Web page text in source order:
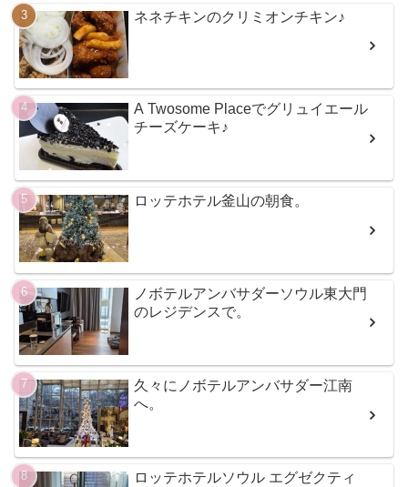
ネネチキンのクリミオンチキン♪
A Twosome Placeでグリュイエール
チーズケーキ♪
ロッテホテル釜山の朝食。
ノボテルアンバサダーソウル東大門
のレジデンスで。
久々にノボテルアンバサダー江南
へ。
ロッテホテルソウル エグゼクティ